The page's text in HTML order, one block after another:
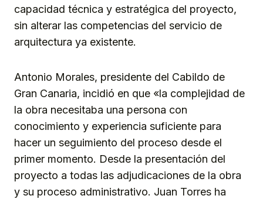
capacidad técnica y estratégica del proyecto,
sin alterar las competencias del servicio de
arquitectura ya existente.
Antonio Morales, presidente del Cabildo de
Gran Canaria, incidió en que «la complejidad de
la obra necesitaba una persona con
conocimiento y experiencia suficiente para
hacer un seguimiento del proceso desde el
primer momento. Desde la presentación del
proyecto a todas las adjudicaciones de la obra
y su proceso administrativo. Juan Torres ha